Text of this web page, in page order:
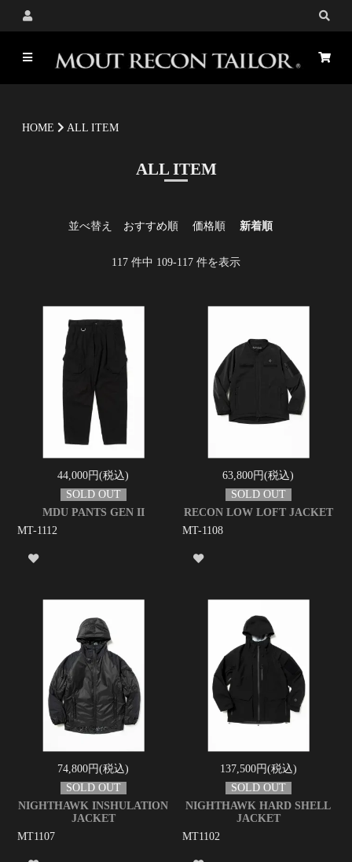
HOME ALL ITEM
ALL ITEM
並べ替え おすすめ順 価格順 新着順
117 件中 109-117 件を表示
44,000円(税込)
MDU PANTS GEN II
MT-1112
63,800円(税込)
RECON LOW LOFT JACKET
MT-1108
74,800円(税込)
NIGHTHAWK INSHULATION
JACKET
MT1107
137,500円(税込)
NIGHTHAWK HARD SHELL
JACKET
MT1102